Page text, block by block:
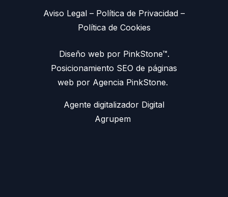
Aviso Legal – Política de Privacidad –
Política de Cookies
Diseño web por PinkStone™.
Posicionamiento SEO de páginas
web por Agencia PinkStone.
Agente digitalizador Digital
Agrupem